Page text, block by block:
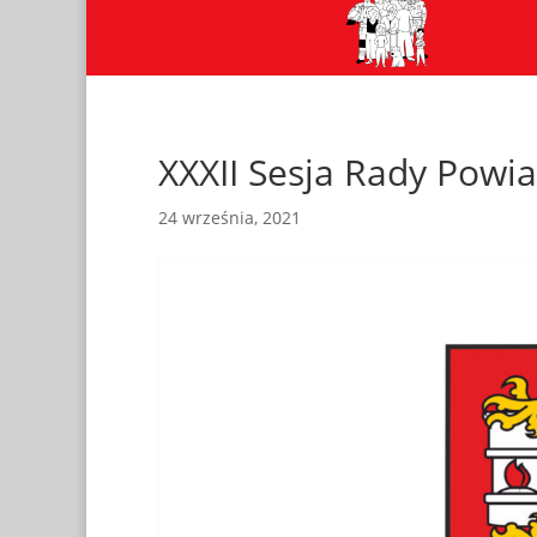
XXXII Sesja Rady
24 września, 2021